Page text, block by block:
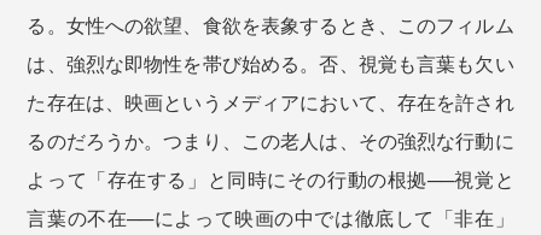
る。女性への欲望、食欲を表象するとき、このフィルム
は、強烈な即物性を帯び始める。否、視覚も言葉も欠い
た存在は、映画というメディアにおいて、存在を許され
るのだろうか。つまり、この老人は、その強烈な行動に
よって「存在する」と同時にその行動の根拠──視覚と
言葉の不在──によって映画の中では徹底して「非在」